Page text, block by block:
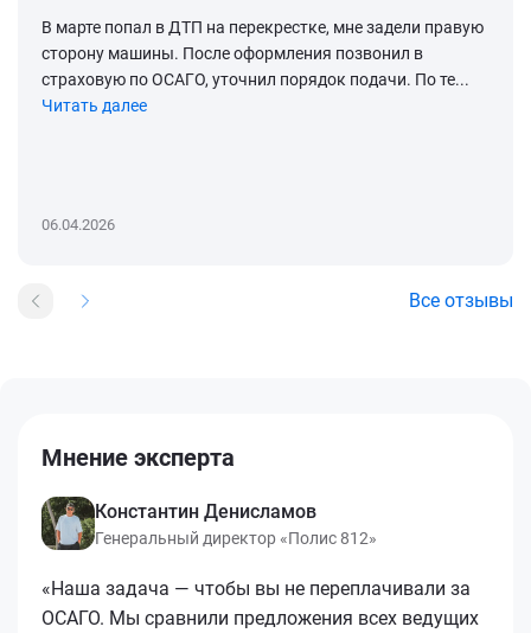
В марте попал в ДТП на перекрестке, мне задели правую
сторону машины. После оформления позвонил в
страховую по ОСАГО, уточнил порядок подачи. По те...
Читать далее
06.04.2026
Все отзывы
Мнение эксперта
Константин Денисламов
Генеральный директор «Полис 812»
«Наша задача — чтобы вы не переплачивали за
ОСАГО. Мы сравнили предложения всех ведущих